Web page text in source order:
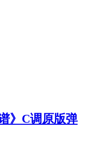
》C调原版弹